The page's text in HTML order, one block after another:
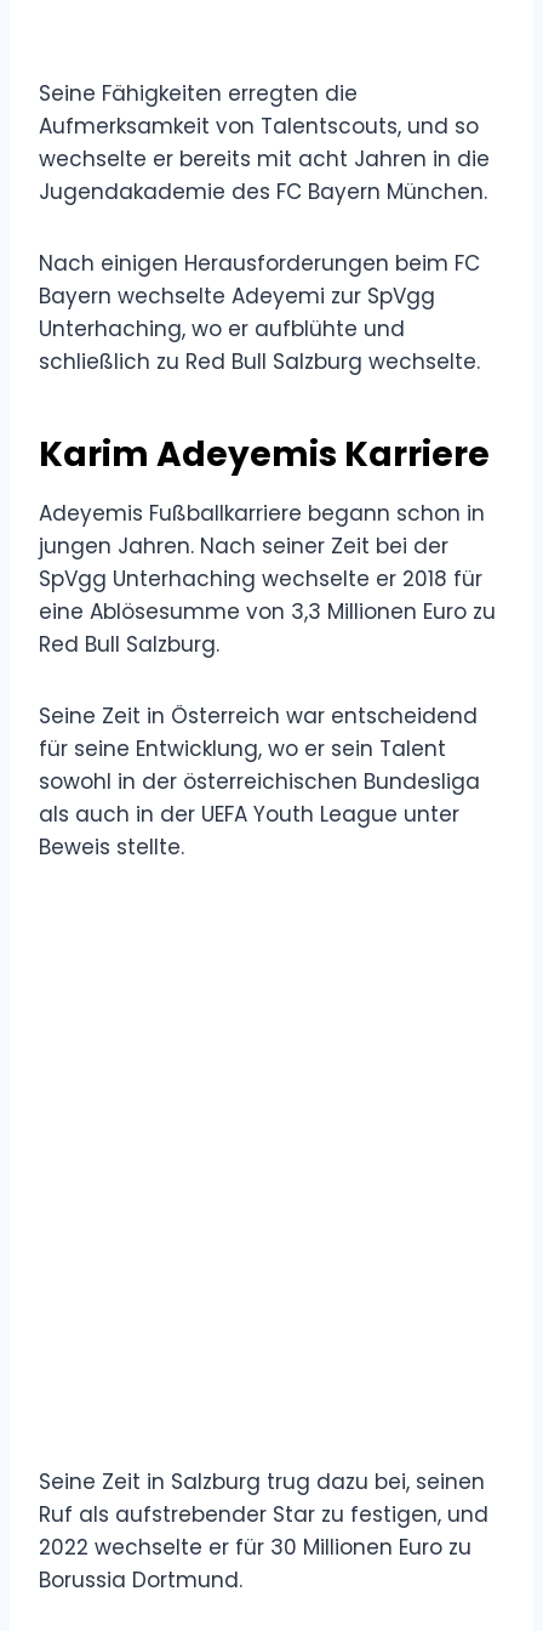
Seine Fähigkeiten erregten die
Aufmerksamkeit von Talentscouts, und so
wechselte er bereits mit acht Jahren in die
Jugendakademie des FC Bayern München.
Nach einigen Herausforderungen beim FC
Bayern wechselte Adeyemi zur SpVgg
Unterhaching, wo er aufblühte und
schließlich zu Red Bull Salzburg wechselte.
Karim Adeyemis Karriere
Adeyemis Fußballkarriere begann schon in
jungen Jahren. Nach seiner Zeit bei der
SpVgg Unterhaching wechselte er 2018 für
eine Ablösesumme von 3,3 Millionen Euro zu
Red Bull Salzburg.
Seine Zeit in Österreich war entscheidend
für seine Entwicklung, wo er sein Talent
sowohl in der österreichischen Bundesliga
als auch in der UEFA Youth League unter
Beweis stellte.
Seine Zeit in Salzburg trug dazu bei, seinen
Ruf als aufstrebender Star zu festigen, und
2022 wechselte er für 30 Millionen Euro zu
Borussia Dortmund.